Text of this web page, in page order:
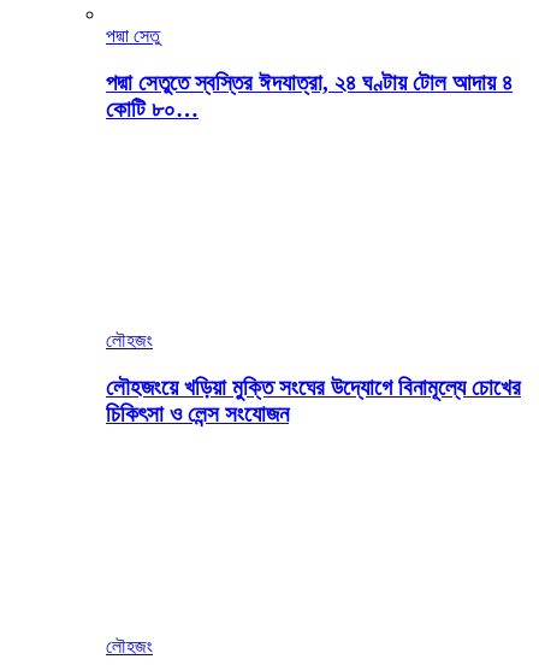
পদ্মা সেতু
পদ্মা সেতুতে স্বস্তির ঈদযাত্রা, ২৪ ঘণ্টায় টোল আদায় ৪
কোটি ৮০…
লৌহজং
লৌহজংয়ে খড়িয়া মুক্তি সংঘের উদ্যোগে বিনামূল্যে চোখের
চিকিৎসা ও লেন্স সংযোজন
লৌহজং